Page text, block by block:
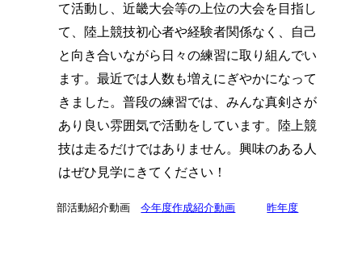
て活動し、近畿大会等の上位の大会を目指し
て、陸上競技初心者や経験者関係なく、自己
と向き合いながら日々の練習に取り組んでい
ます。最近では人数も増えにぎやかになって
きました。普段の練習では、みんな真剣さが
あり良い雰囲気で活動をしています。陸上競
技は走るだけではありません。興味のある人
はぜひ見学にきてください！
部活動紹介動画今年度作成紹介動画 昨年度